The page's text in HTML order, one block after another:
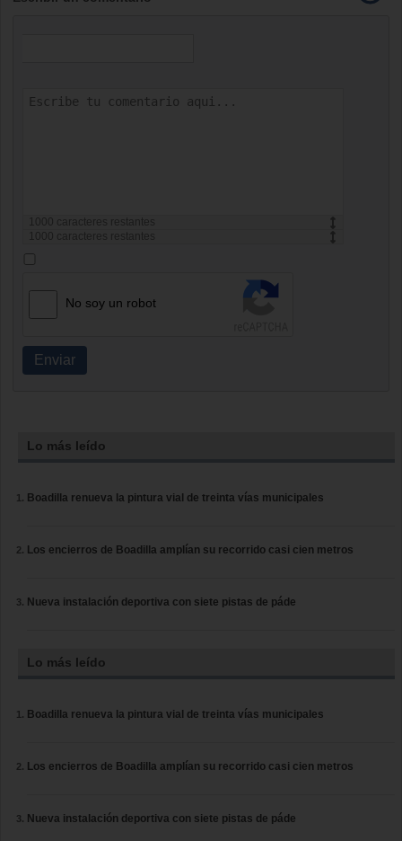
caracteres restantes
caracteres restantes
No soy un robot
Enviar
Lo más leído
Boadilla renueva la pintura vial de treinta vías municipales
Los encierros de Boadilla amplían su recorrido casi cien metros
Nueva instalación deportiva con siete pistas de páde
Lo más leído
Boadilla renueva la pintura vial de treinta vías municipales
Los encierros de Boadilla amplían su recorrido casi cien metros
Nueva instalación deportiva con siete pistas de páde